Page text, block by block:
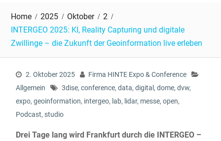
Home 2025 Oktober
2
INTERGEO 2025: KI, Reality Capturing und digitale
Zwillinge – die Zukunft der Geoinformation live erleben
2. Oktober 2025
Firma HINTE Expo & Conference
Allgemein
3dise, conference, data, digital , dome, dvw,
expo, geoinformation, intergeo, lab, lidar, messe, open,
Podcast, studio
Drei Tage lang wird Frankfurt durch die INTERGEO –